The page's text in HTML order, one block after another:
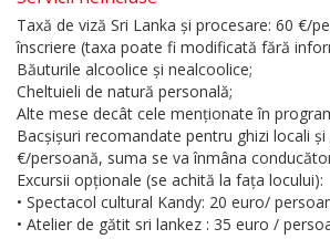
Taxă de viză Sri Lanka și procesare: 60 €/
înscriere (taxa poate fi modificată fără
Băuturile alcoolice și nealcoolice;
Cheltuieli de natură personală;
Alte mese decât cele menționate în
Bacșișuri recomandate pentru ghizi locali
€/persoană, suma se va înmâna
Excursii opționale (se achită la fața locului):
• Spectacol cultural Kandy: 20 euro/
• Atelier de gătit sri lankez : 35 euro /